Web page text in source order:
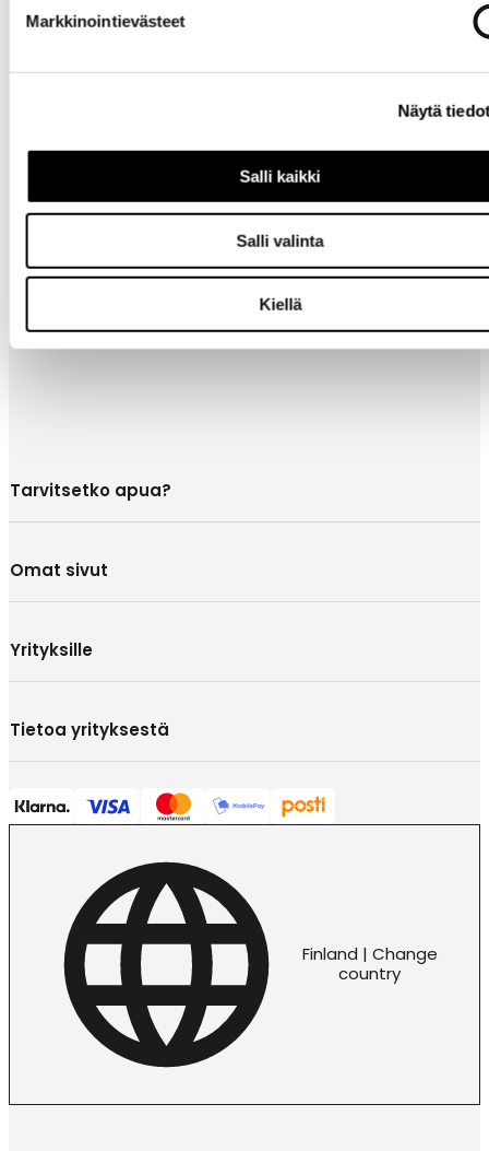
Markkinointievästeet
Näytä
Salli kaikki
Salli valinta
Kiellä
Tietoa
Tarvitsetko apua?
Omat sivut
Yrityksille
Tietoa yrityksestä
Finland | Change
country